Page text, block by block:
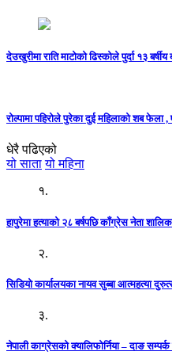
देउखुरीमा राति माटोको ढिस्कोले पुर्दा १३
रोल्पामा पहिरोले पुरेका दुई महिलाको शब फेला
धेरै पढिएको
यो साता यो महिना
१.
हापुरेमा हत्याको २८ बर्षपछि काँग्रेस नेता
२.
सिडियो कार्यालयका नायव सुब्बा आत्महत्या
३.
नेपाली काग्रेसको क्यालिफोर्निया – दाङ